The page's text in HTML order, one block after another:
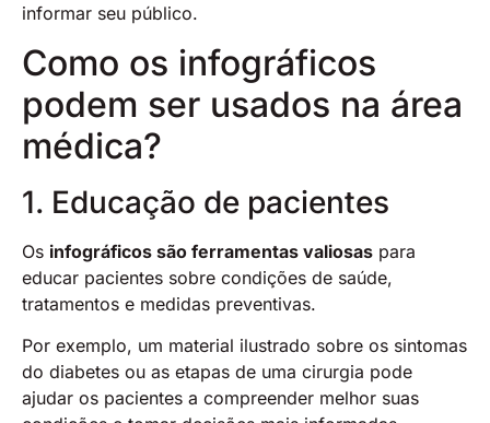
informar seu público.
Como os infográficos
podem ser usados na área
médica?
1. Educação de pacientes
Os infográficos são ferramentas valiosas para
educar pacientes sobre condições de saúde,
tratamentos e medidas preventivas.
Por exemplo, um material ilustrado sobre os sintomas
do diabetes ou as etapas de uma cirurgia pode
ajudar os pacientes a compreender melhor suas